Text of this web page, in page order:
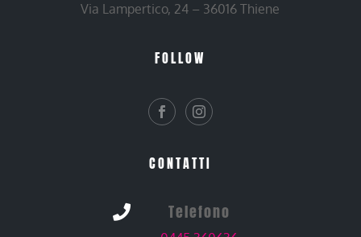
Via Lampertico, 24 – 36016 Thiene
FOLLOW
CONTATTI
 Telefono